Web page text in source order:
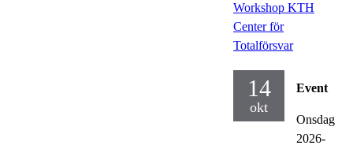
Workshop KTH
Center för
Totalförsvar
14
okt
Event
Onsdag
2026-